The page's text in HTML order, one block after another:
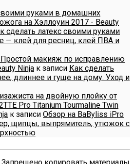
руками в домашних
на Хэллоуин 2017 - Beauty
сделать латекс своими руками
— клей для ресниц, клей ПВА и
макияж по исправлению
Ninja к записи Как сделать
длиннее и гуще на дому. Уход и
на двойную плойку от
Pro Titanium Tourmaline Twin
к записи Обзор на BaByliss iPro
щипцы, выпрямитель, утюжок с